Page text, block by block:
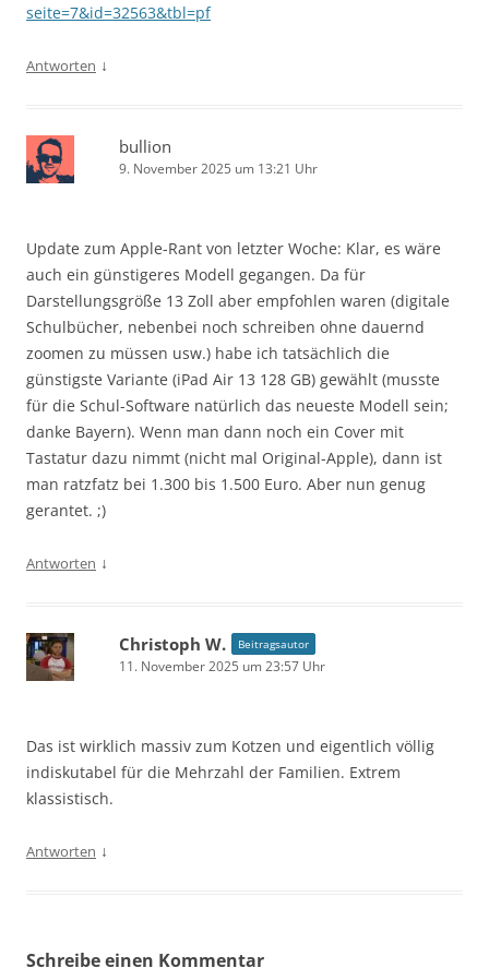
seite=7&id=32563&tbl=pf
Antworten ↓
bullion
9. November 2025 um 13:21 Uhr
Update zum Apple-Rant von letzter Woche: Klar, es wäre
auch ein günstigeres Modell gegangen. Da für
Darstellungsgröße 13 Zoll aber empfohlen waren (digitale
Schulbücher, nebenbei noch schreiben ohne dauernd
zoomen zu müssen usw.) habe ich tatsächlich die
günstigste Variante (iPad Air 13 128 GB) gewählt (musste
für die Schul-Software natürlich das neueste Modell sein;
danke Bayern). Wenn man dann noch ein Cover mit
Tastatur dazu nimmt (nicht mal Original-Apple), dann ist
man ratzfatz bei 1.300 bis 1.500 Euro. Aber nun genug
gerantet. ;)
Antworten ↓
Christoph W. Beitragsautor
11. November 2025 um 23:57 Uhr
Das ist wirklich massiv zum Kotzen und eigentlich völlig
indiskutabel für die Mehrzahl der Familien. Extrem
klassistisch.
Antworten ↓
Schreibe einen Kommentar